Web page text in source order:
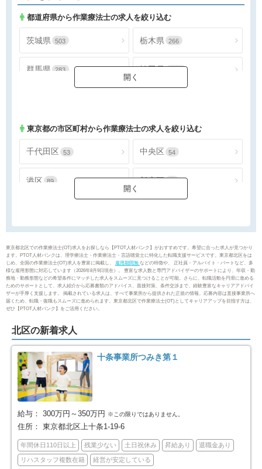
都道府県から作業療法士の求人を絞り込む
茨城県 503 栃木県 266
群馬県 283 埼玉県
神奈川県 2242
東京都の市区町村から作業療法士の求人を絞り込む
千代田区 53 中央区 54
港区 89 新宿区
品川区 94 目黒区 85
大田区 229 世田谷区 292
渋谷区 85
杉並区 190 豊島区 92
北区 114
板橋区 160 練馬区 175
足立区 240 葛飾区 125
東京都北区での作業療法士(OT)求人をお探しなら【PTOT人材バンク】がおすすめです。希望に合った求人が見つかり
ます。PTOT人材バンクは、理学療法士・作業療法士・言語聴覚士に特化した転職支援サービスです。東京都北区をは
じめ、全国の作業療法士(OT)求人を豊富に掲載し、
雇用期間無 などの特徴や、 正社員・アルバイト・パートなど、多
様な雇用形態に対応しています（2026年8月9日現在）。 豊富な求人数と専門アドバイザーのサポートにより、年収・勤
務地・勤務形態などの希望条件にマッチした求人をスムーズに見つけることが可能。さらに、転職活動を円滑に進める
ためのサポートとして、求人紹介から応募書類のアドバイス、面接対策、条件交渉まで、経験豊富なキャリアアドバイ
ザーが手厚く支援します。 掲載されている求人は、すべて事業所から提供された正規の情報。応募内容は直接事業所へ
届くため、転職・復職もスムーズに進められます。東京都北区で作業療法士(OT)としてキャリアアップを目指す方は、
ぜひ【PTOT人材バンク】をご活用ください。
北区の新着求人
十条事業所つみき第１
給与： 300万円～350万円 ※この限りではありません。
住所： 東京都北区上十条1-19-6
年間休日110日以上 残業少ない 土日祝休み 昇給あり 退職金あり
リハスタッフ複数在籍 経営が安定している